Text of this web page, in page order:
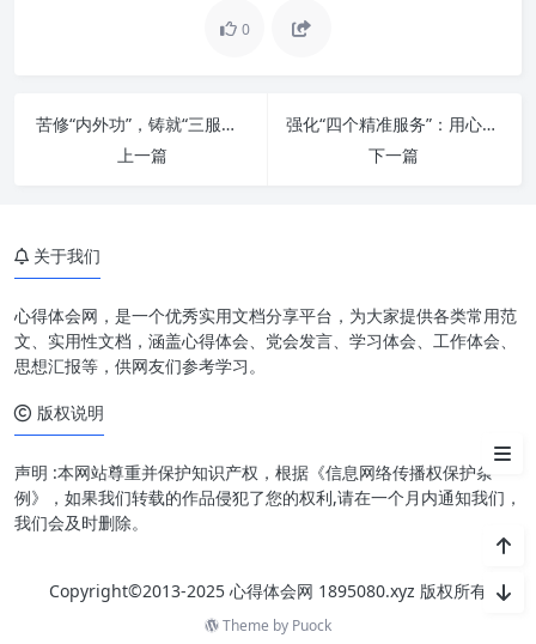
0
苦修“内外功”，铸就“三服务”之魂：新时代办公室工作提质增效的核心方略
上一篇
强化“四个精准服务”：用心用情，新时代老干部工作的温暖与智慧
下一篇
一、夯实政治思想：指引方向的
三、重效率：价值创造的加速器
四、思想、行动、效率的有机统
关于我们
心得体会网，是一个优秀实用文档分享平台，为大家提供各类常用范
文、实用性文档，涵盖心得体会、党会发言、学习体会、工作体会、
思想汇报等，供网友们参考学习。
版权说明
声明 :本网站尊重并保护知识产权，根据《信息网络传播权保护条
例》，如果我们转载的作品侵犯了您的权利,请在一个月内通知我们，
我们会及时删除。
Copyright©2013-2025 心得体会网 1895080.xyz 版权所有
Theme by Puock